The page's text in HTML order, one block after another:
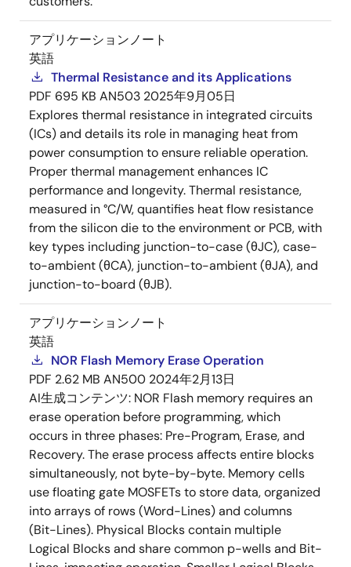
アプリケーションノート
英語
Thermal Resistance and its Applications
PDF 695 KB AN503 2025年9月05日
Explores thermal resistance in integrated circuits
(ICs) and details its role in managing heat from
power consumption to ensure reliable operation.
Proper thermal management enhances IC
performance and longevity. Thermal resistance,
measured in °C/W, quantifies heat flow resistance
from the silicon die to the environment or PCB, with
key types including junction-to-case (θJC), case-
to-ambient (θCA), junction-to-ambient (θJA), and
junction-to-board (θJB).
アプリケーションノート
英語
NOR Flash Memory Erase Operation
PDF 2.62 MB AN500 2024年2月13日
AI生成コンテンツ: NOR Flash memory requires an
erase operation before programming, which
occurs in three phases: Pre-Program, Erase, and
Recovery. The erase process affects entire blocks
simultaneously, not byte-by-byte. Memory cells
use floating gate MOSFETs to store data, organized
into arrays of rows (Word-Lines) and columns
(Bit-Lines). Physical Blocks contain multiple
Logical Blocks and share common p-wells and Bit-